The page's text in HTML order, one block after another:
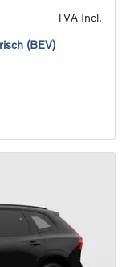
TVA Incl.
(BEV)